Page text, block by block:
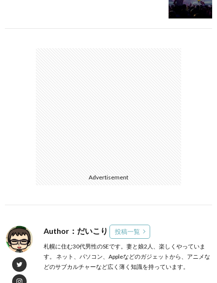
Advertisement
Author：だいこり 投稿一覧
札幌に住む30代男性のSEです。妻と娘2人、楽しくやっていま
す。 ネット、パソコン、Appleなどのガジェットから、アニメな
どのサブカルチャーなど広く薄く知識を持っています。